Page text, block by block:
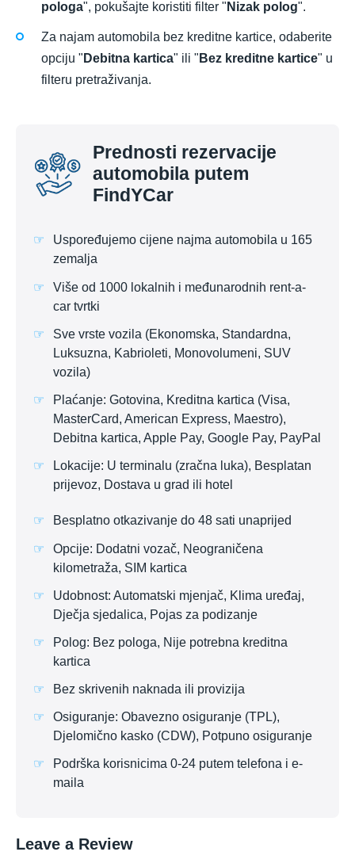
pologa", pokušajte koristiti filter " Nizak polog".
Za najam automobila bez kreditne kartice, odaberite
opciju " Debitna kartica" ili " Bez kreditne kartice" u
filteru pretraživanja.
Prednosti rezervacije
automobila putem
FindYCar
Uspoređujemo cijene najma automobila u 165
zemalja
Više od 1000 lokalnih i međunarodnih rent-a-
car tvrtki
Sve vrste vozila (Ekonomska, Standardna,
Luksuzna, Kabrioleti, Monovolumeni, SUV
vozila)
Plaćanje: Gotovina, Kreditna kartica (Visa,
MasterCard, American Express, Maestro),
Debitna kartica, Apple Pay, Google Pay, PayPal
Lokacije: U terminalu (zračna luka), Besplatan
prijevoz, Dostava u grad ili hotel
Besplatno otkazivanje do 48 sati unaprijed
Opcije: Dodatni vozač, Neograničena
kilometraža, SIM kartica
Udobnost: Automatski mjenjač, Klima uređaj,
Dječja sjedalica, Pojas za podizanje
Polog: Bez pologa, Nije potrebna kreditna
kartica
Bez skrivenih naknada ili provizija
Osiguranje: Obavezno osiguranje (TPL),
Djelomično kasko (CDW), Potpuno osiguranje
Podrška korisnicima 0-24 putem telefona i e-
maila
Leave a Review